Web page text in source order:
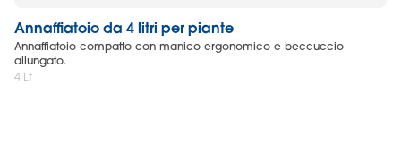
Annaffiatoio da 4 litri per piante
Annaffiatoio compatto con manico ergonomico e beccuccio
allungato.
4 Lt